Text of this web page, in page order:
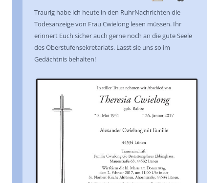
Traurig habe ich heute in den RuhrNachrichten die
Todesanzeige von Frau Cwielong lesen müssen. Ihr
erinnert Euch sicher auch gerne noch an die gute Seele
des Oberstufensekretariats. Lasst sie uns so im
Gedächtnis behalten!